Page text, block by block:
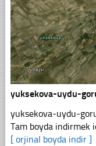
yuksekova-uydu-
yuksekova-uydu-
Tam boyda indirmek
[ orjinal boyda indir ]